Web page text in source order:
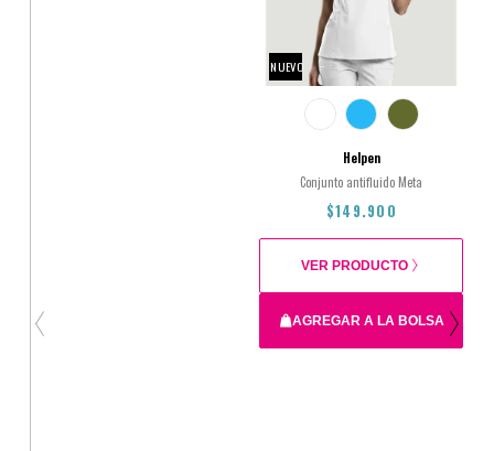
NUEVO
Helpen
Conjunto antifluido Meta
$149.900
AGREGAR A LA BOLSA
VER PRODUCTO